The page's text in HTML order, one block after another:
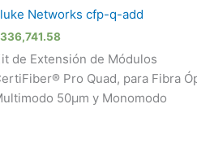
Networks cfp-q-add
336,741.58
de Extensión de Módulos
Pro Quad, para Fibra
50µm y Monomodo